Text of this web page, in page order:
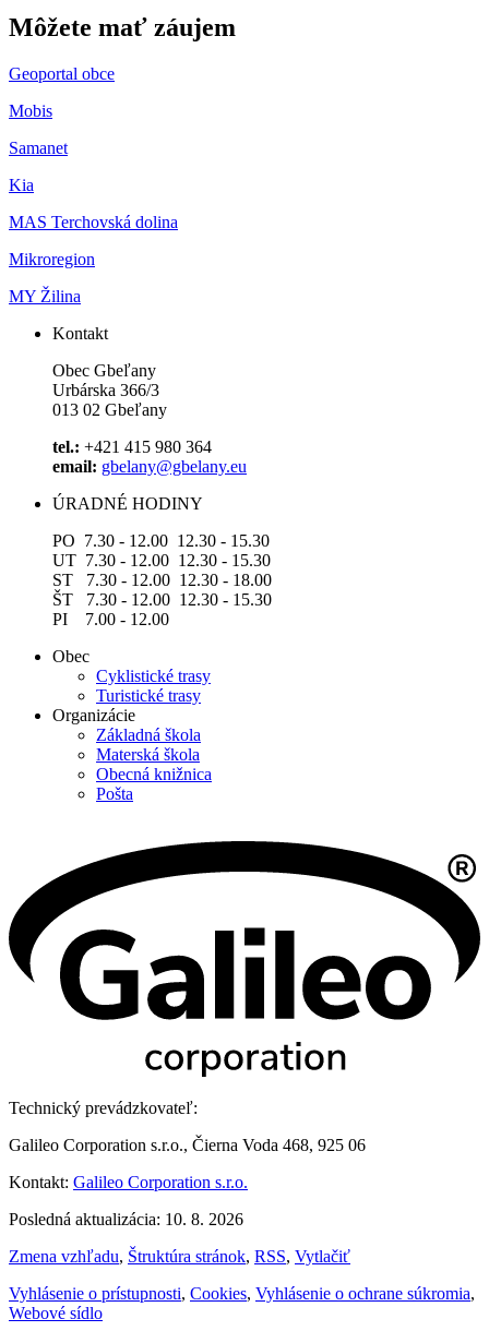
Môžete mať záujem
Geoportal obce
Mobis
Samanet
Kia
MAS Terchovská dolina
Mikroregion
MY Žilina
Kontakt
Obec Gbeľany
Urbárska 366/3
013 02 Gbeľany
tel.: +421 415 980 364
email: gbelany@gbelany.eu
ÚRADNÉ HODINY
PO 7.30 - 12.00 12.30 - 15.30
UT 7.30 - 12.00 12.30 - 15.30
ST 7.30 - 12.00 12.30 - 18.00
ŠT 7.30 - 12.00 12.30 - 15.30
PI 7.00 - 12.00
Obec
Cyklistické trasy
Turistické trasy
Organizácie
Základná škola
Materská škola
Obecná knižnica
Pošta
Technický prevádzkovateľ:
Galileo Corporation s.r.o., Čierna Voda 468, 925 06
Kontakt: Galileo Corporation s.r.o.
Posledná aktualizácia: 10. 8. 2026
Zmena vzhľadu, Štruktúra stránok, RSS, Vytlačiť
Vyhlásenie o prístupnosti, Cookies, Vyhlásenie o ochrane súkromia,
Webové sídlo